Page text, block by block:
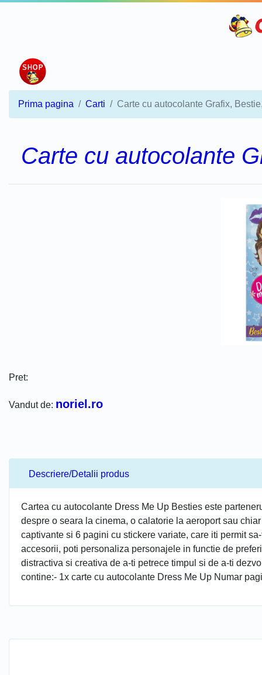
Prima pagina Carti Carte cu autocolante Grafix,
Carte cu autocolante
Pret:
Vandut de: noriel.ro
Descriere/Detalii produs
Cartea cu autocolante Dress Me Up Besties este
despre o seara la cinema, o calatorie la aeroport sau
captivante si 6 pagini cu stickere variate, care iti permit
accesorii, poti personaliza personajele in functie de
distractiva si creativa de a-ti petrece timpul si de a-ti
contine:- 1x carte cu autocolante Dress Me Up Numar